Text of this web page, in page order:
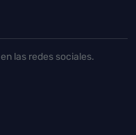
las redes sociales.